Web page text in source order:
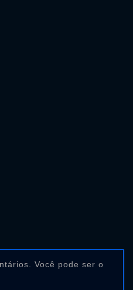
Você pode ser o